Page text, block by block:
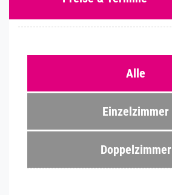
Alle
Einzelzimmer
Doppelzimmer